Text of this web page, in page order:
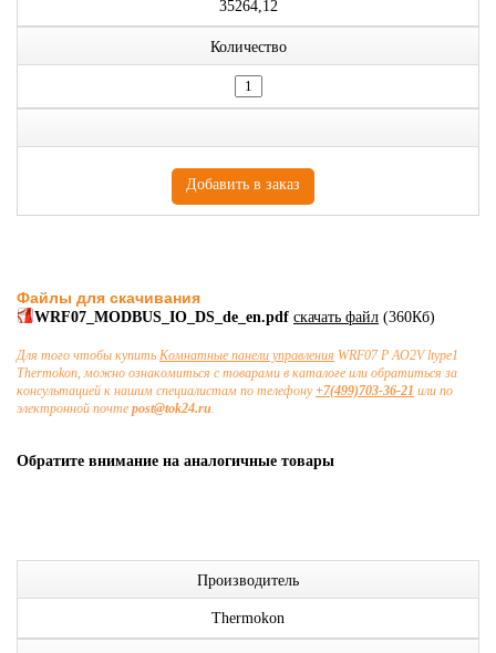
35264,12
Количество
Файлы для скачивания
WRF07_MODBUS_IO_DS_de_en.pdf скачать файл (360Кб)
Для того чтобы купить Комнатные панели управления WRF07 P AO2V ltype1
Thermokon, можно ознакомиться с товарами в каталоге или обратиться за
консультацией к нашим специалистам по телефону+7(499)703-36-21 или по
электронной почте post@tok24.ru.
Обратите внимание на аналогичные товары
Производитель
Thermokon